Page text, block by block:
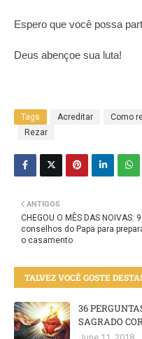
Espero que você possa
Deus abençoe sua luta!
Tags Acreditar Como
Rezar
ANTIGOS
CHEGOU O MÊS DAS NOIVAS: 9
conselhos do Papa para
o casamento
TALVEZ VOCÊ GOSTE
36
SAGRADO